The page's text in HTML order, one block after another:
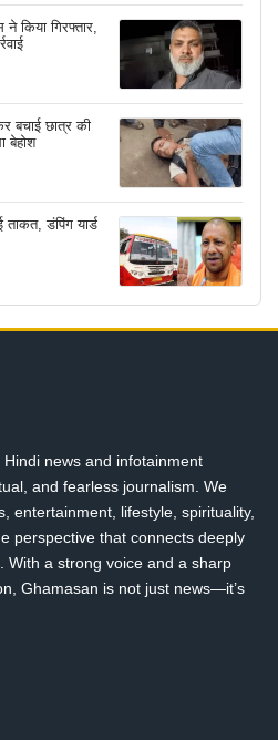
किया गिरफ्तार,
बचाई छात्र की
बेहोश
ताकत, डंपिंग यार्ड
news and infotainment
and fearless journalism. We
entertainment, lifestyle, spirituality,
perspective that connects deeply
With a strong voice and a sharp
Ghamasan is not just news—it’s